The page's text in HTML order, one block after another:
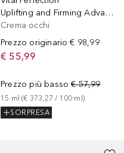
Uplifting and Firming Advanced Eye Cream
Crema occhi
Prezzo originario € 98,99
€ 55,99
Prezzo più basso € 57,99
15 ml (€ 373,27 / 100 ml)
SORPRESA